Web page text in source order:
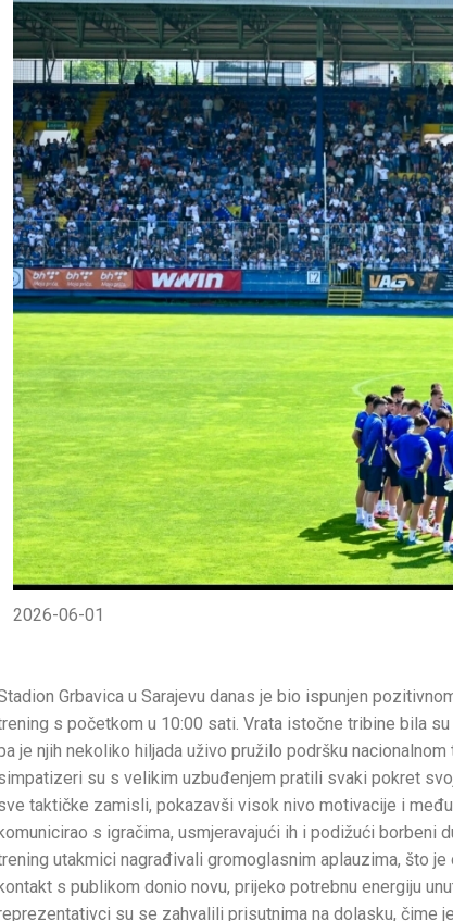
2026-06-01
Grbavica u Sarajevu danas je bio ispunjen
s početkom u 10:00 sati. Vrata istočne tribine bila
je njih nekoliko hiljada uživo pružilo podršku
su s velikim uzbuđenjem pratili svaki pokret
taktičke zamisli, pokazavši visok nivo motivacije i
s igračima, usmjeravajući ih i podižući
utakmici nagrađivali gromoglasnim aplauzima, što
s publikom donio novu, prijeko potrebnu energiju
su se zahvalili prisutnima na dolasku, čime